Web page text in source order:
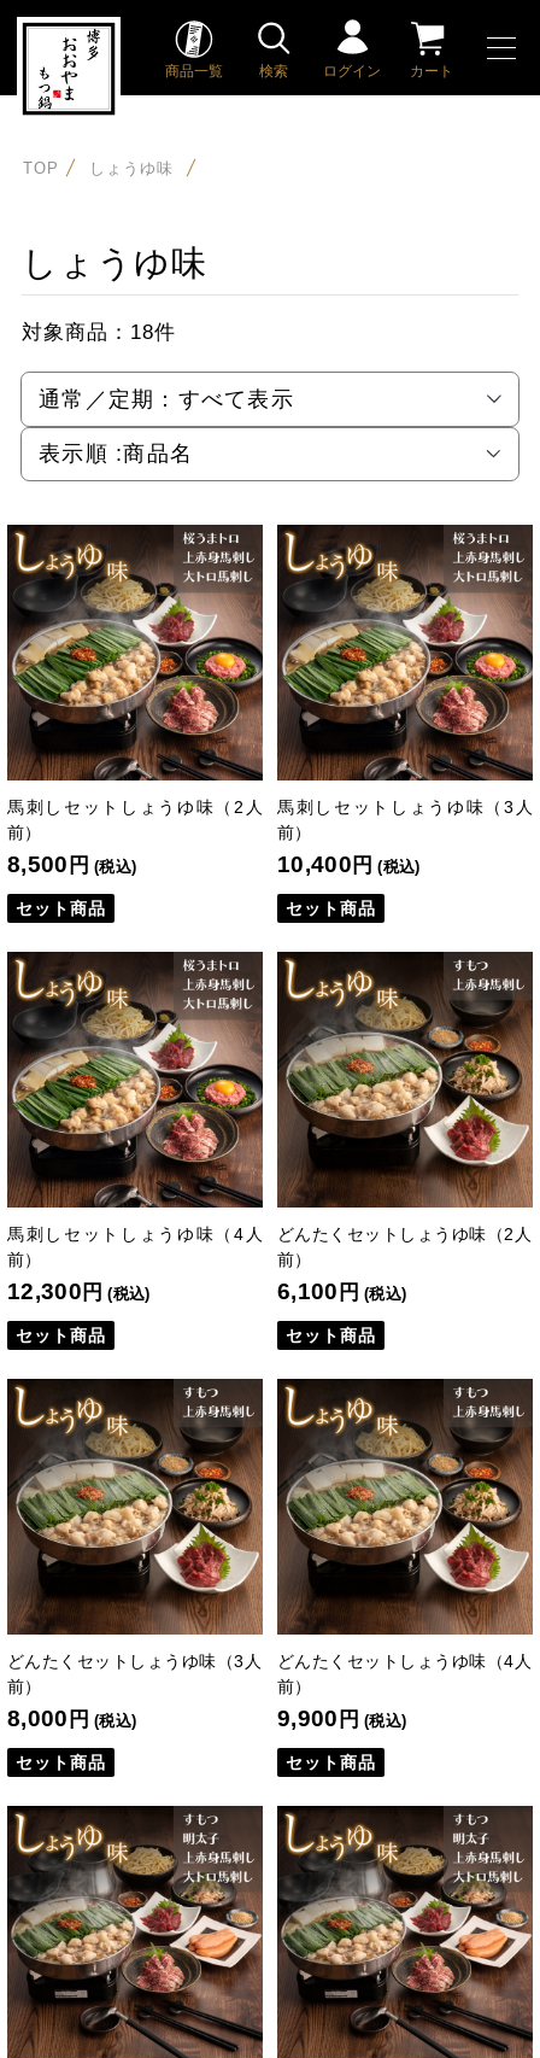
商品一覧 検索 ログイン カート
TOP しょうゆ味
しょうゆ味
対象商品： 18件
通常／定期： すべて表示
表示順 :商品名
馬刺しセットしょうゆ味（2人
前）
8,500 円 (税込)
セット商品
馬刺しセットしょうゆ味（3人
前）
10,400 円 (税込)
セット商品
馬刺しセットしょうゆ味（4人
前）
12,300 円 (税込)
セット商品
どんたくセットしょうゆ味（2人
前）
6,100 円 (税込)
セット商品
どんたくセットしょうゆ味（3人
前）
8,000 円 (税込)
セット商品
どんたくセットしょうゆ味（4人
前）
9,900 円 (税込)
セット商品